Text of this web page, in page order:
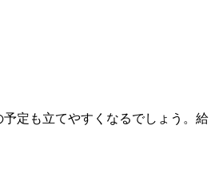
定も立てやすくなるでしょう。給